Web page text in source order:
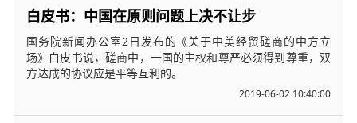
白皮书：中国在原则问题上决不让步
国务院新闻办公室2日发布的《关于中美经贸磋商的中方立
场》白皮书说，磋商中，一国的主权和尊严必须得到尊重，双
方达成的协议应是平等互利的。
2019-06-02 10:40:00